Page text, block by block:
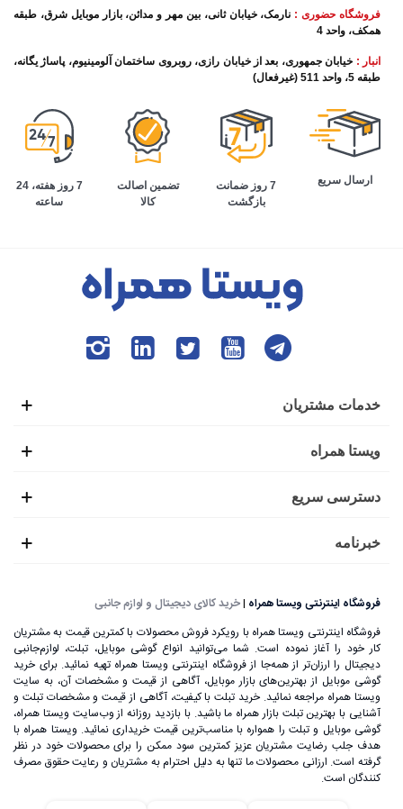
فروشگاه حضوری : نارمک، خیابان ثانی، بین مهر و مدائن، بازار موبایل شرق، طبقه
همکف، واحد 4
انبار : خیابان جمهوری، بعد از خیابان رازی، روبروی ساختمان آلومینیوم، پاساژ یگانه،
طبقه 5، واحد 511 (غیرفعال)
ارسال سریع
7 روز ضمانت
بازگشت
تضمین اصالت
کالا
7 روز هفته، 24
ساعته
خدمات مشتریان
ویستا همراه
دسترسی سریع
خبرنامه
فروشگاه اینترنتی ویستا همراه |خرید کالای دیجیتال و لوازم جانبی
فروشگاه اینترنتی ویستا همراه با رویکرد فروش محصولات با کمترین قیمت به مشتریان
کار خود را آغاز نموده است. شما می‌توانید انواع گوشی موبایل، تبلت، لوازم‌جانبی
دیجیتال را ارزان‌تر از همه‌جا از فروشگاه اینترنتی ویستا همراه تهیه نمائید. برای خرید
گوشی موبایل از بهترین‌های بازار موبایل، آگاهی از قیمت و مشخصات آن، به ‌سایت
ویستا همراه مراجعه نمائید. خرید تبلت با کیفیت، آگاهی از قیمت و مشخصات تبلت و
آشنایی با بهترین تبلت بازار همراه ما باشید. با بازدید روزانه از وب‌سایت ویستا همراه،
گوشی موبایل و تبلت را همواره با مناسب‌ترین قیمت خریداری نمائید. ویستا همراه با
هدف جلب رضایت مشتریان عزیز کمترین سود ممکن را برای محصولات خود در نظر
گرفته است. ارزانی محصولات ما تنها به دلیل احترام به مشتریان و رعایت حقوق مصرف
کنندگان است.